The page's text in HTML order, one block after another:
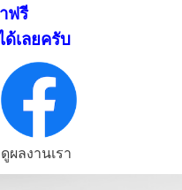
ฟรี
เลยครับ
ดูผลงานเรา